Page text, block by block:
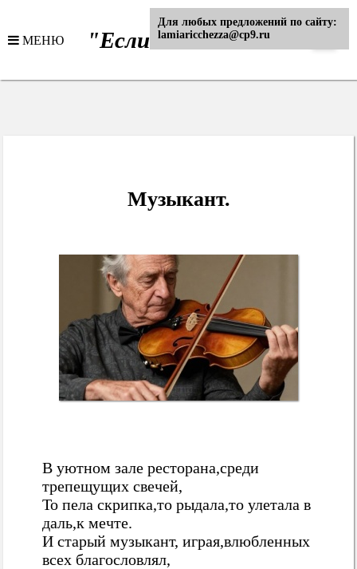
МЕНЮ "Если..." - Интернет журнал
Музыкант.
В уютном зале ресторана,среди
трепещущих свечей,
То пела скрипка,то рыдала,то улетала в
даль,к мечте.
И старый музыкант, играя,влюбленных
всех благословлял,
Для любых предложений по сайту:
lamiaricchezza@cp9.ru